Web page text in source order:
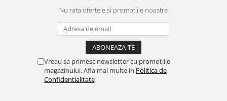
Nu rata ofertele si promotiile noastre
Vreau sa primesc newsletter cu promotiile
magazinului. Afla mai multe in Politica de
Confidentialitate